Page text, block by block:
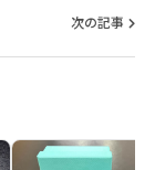
次の記事